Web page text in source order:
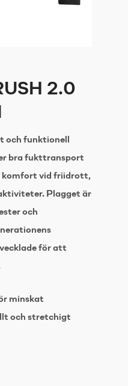
2.0
och funktionell
bra fukttransport
komfort vid friidrott,
Plagget är
och
för att
minskat
och stretchigt